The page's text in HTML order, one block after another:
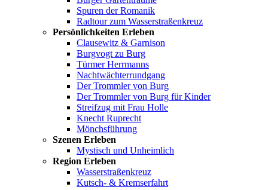
Spuren der Romanik
Radtour zum Wasserstraßenkreuz
Persönlichkeiten Erleben
Clausewitz & Garnison
Burgvogt zu Burg
Türmer Herrmanns
Nachtwächterrundgang
Der Trommler von Burg
Der Trommler von Burg für Kinder
Streifzug mit Frau Holle
Knecht Ruprecht
Mönchsführung
Szenen Erleben
Mystisch und Unheimlich
Region Erleben
Wasserstraßenkreuz
Kutsch- & Kremserfahrt